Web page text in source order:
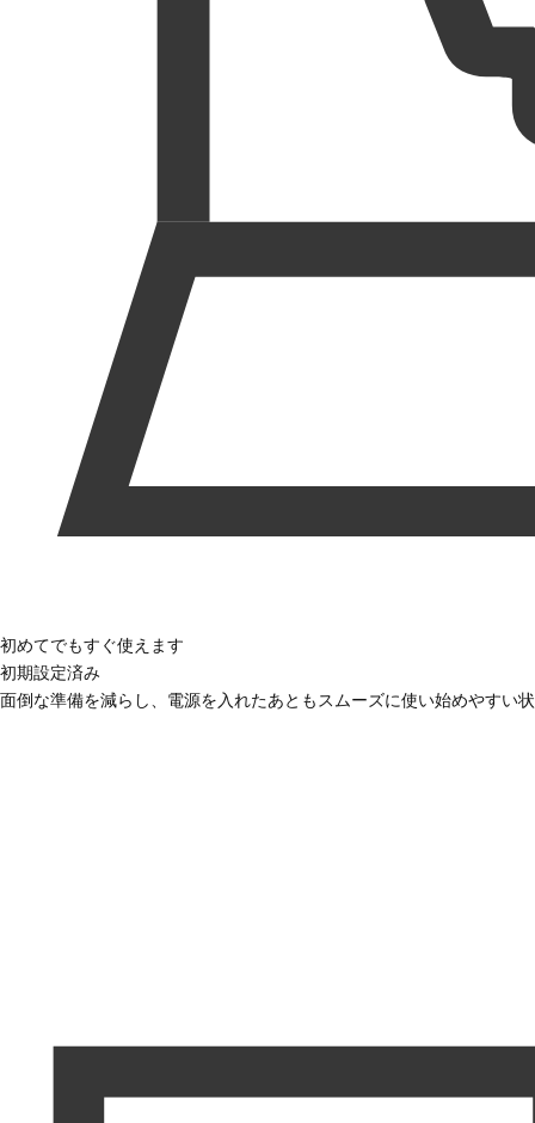
初めてでもすぐ使えます
初期設定済み
面倒な準備を減らし、電源を入れたあともスムーズに使い始めやすい